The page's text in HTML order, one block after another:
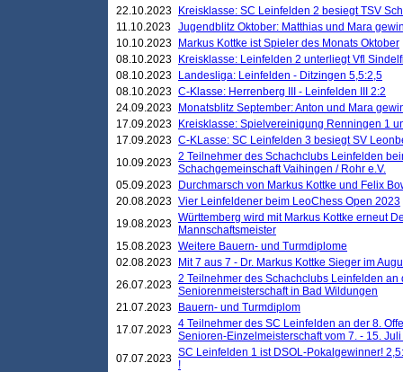
22.10.2023
Kreisklasse: SC Leinfelden 2 besiegt TSV
11.10.2023 Jugendblitz Oktober: Matthias und Mara
10.10.2023
Markus Kottke ist Spieler des Monats Oktober
08.10.2023
Kreisklasse: Leinfelden 2 unterliegt Vfl
08.10.2023
Landesliga: Leinfelden - Ditzingen 5,5:2,5
08.10.2023 C-Klasse: Herrenberg III - Leinfelden III 2:2
24.09.2023
Monatsblitz September: Anton und Mara
17.09.2023
Kreisklasse: Spielvereinigung Renningen 1
17.09.2023 C-KLasse: SC Leinfelden 3 besiegt SV
10.09.2023 2 Teilnehmer des Schachclubs Leinfelden
Schachgemeinschaft Vaihingen / Rohr e.V.
05.09.2023
Durchmarsch von Markus Kottke und Felix
20.08.2023 Vier Leinfeldener beim LeoChess Open 2023
19.08.2023 Württemberg wird mit Markus Kottke erneut
Mannschaftsmeister
15.08.2023 Weitere Bauern- und Turmdiplome
02.08.2023
Mit 7 aus 7 - Dr. Markus Kottke Sieger im
26.07.2023 2 Teilnehmer des Schachclubs Leinfelden an
Seniorenmeisterschaft in Bad Wildungen
21.07.2023
Bauern- und Turmdiplom
17.07.2023 4 Teilnehmer des SC Leinfelden an der 8.
Senioren-Einzelmeisterschaft vom 7. - 15.
07.07.2023 SC Leinfelden 1 ist DSOL-Pokalgewinner!
!